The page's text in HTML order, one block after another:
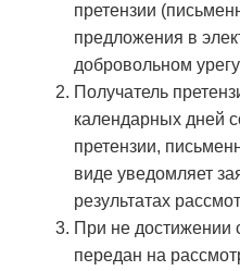
претензии
предложения в
добровольном
Получатель
календарных дней
претензии,
виде уведомляет
результатах
При не достижении
передан на